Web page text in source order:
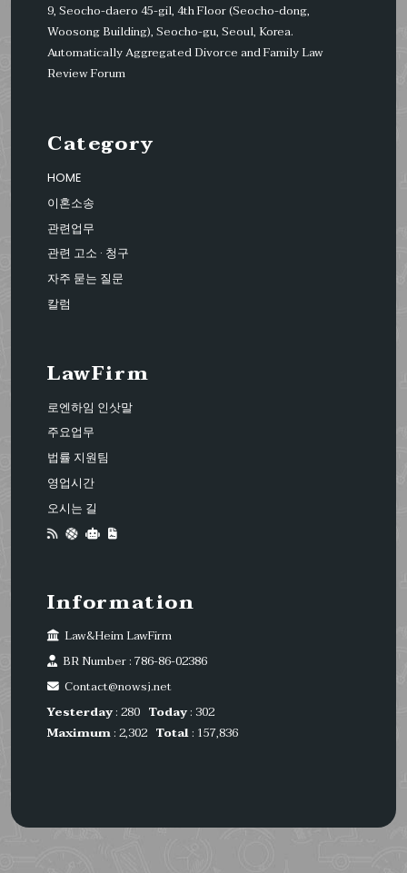
9, Seocho-daero 45-gil, 4th Floor (Seocho-dong,
Woosong Building), Seocho-gu, Seoul, Korea.
Automatically Aggregated Divorce and Family Law
Review Forum
Category
HOME
이혼소송
관련업무
관련 고소 · 청구
자주 묻는 질문
칼럼
LawFirm
로엔하임 인삿말
주요업무
법률 지원팀
영업시간
오시는 길
Information
Law&Heim LawFirm
BR Number : 786-86-02386
Contact@nowsj.net
Yesterday: 280 Today: 302
Maximum: 2,302 Total: 157,836